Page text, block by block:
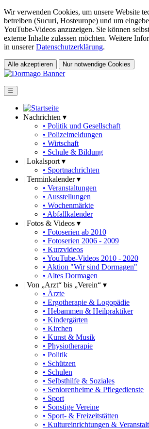
Wir verwenden Cookies, um unsere Website
betreiben (Sucuri, Hosteurope) und um
YouTube-Videos anzuzeigen. Sie können
externe Inhalte zulassen möchten. Weitere
in unsererDatenschutzerklärung.
Alle akzeptieren Nur notwendige Cookies
☰
Nachrichten ▾
• Politik und Gesellschaft
• Polizeimeldungen
• Wirtschaft
• Schule & Bildung
| Lokalsport ▾
• Sportnachrichten
| Terminkalender ▾
• Veranstaltungen
• Ausstellungen
• Wochenmärkte
• Abfallkalender
| Fotos & Videos ▾
• Fotoserien ab 2010
• Fotoserien 2006 - 2009
• Kurzvideos
• YouTube-Videos 2010 - 2020
• Aktion "Wir sind Dormagen"
• Altes Dormagen
| Von „Arzt“ bis „Verein“ ▾
• Ärzte
• Ergotherapie & Logopädie
• Hebammen & Heilpraktiker
• Kindergärten
• Kirchen
• Kunst & Musik
• Physiotherapie
• Politik
• Schützen
• Schulen
• Selbsthilfe & Soziales
• Seniorenheime & Pflegedienste
• Sport
• Sonstige Vereine
• Sport- & Freizeitstätten
• Kultureinrichtungen &